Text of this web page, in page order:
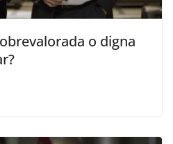
o digna